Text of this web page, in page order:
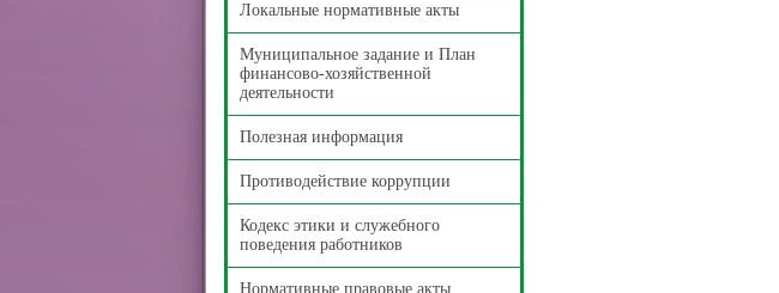
Локальные нормативные акты
Муниципальное задание и План
финансово-хозяйственной
деятельности
Полезная информация
Противодействие коррупции
Кодекс этики и служебного
поведения работников
Нормативные правовые акты